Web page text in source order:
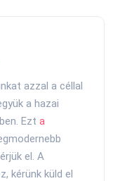
azzal a céllal
a hazai
Ezt a
el. A
kérünk küld el